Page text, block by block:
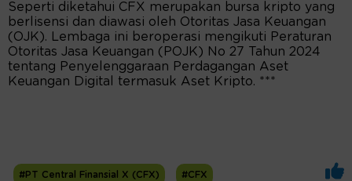
Seperti diketahui CFX merupakan bursa kripto yang
berlisensi dan diawasi oleh Otoritas Jasa Keuangan
(OJK). Lembaga ini beroperasi mengikuti Peraturan
Otoritas Jasa Keuangan (POJK) No 27 Tahun 2024
tentang Penyelenggaraan Perdagangan Aset
Keuangan Digital termasuk Aset Kripto. ***
#PT Central Finansial X (CFX) #CFX